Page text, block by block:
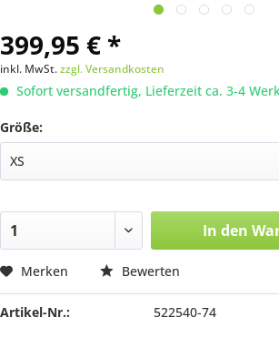
399,95 € *
inkl. MwSt.zzgl. Versandkosten
Sofort versandfertig, Lieferzeit ca. 3-4
Größe:
In den
Merken Bewerten
Artikel-Nr.: 522540-74